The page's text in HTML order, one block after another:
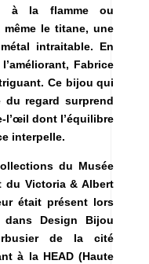
à la flamme ou
même le titane, une
intraitable. En
Fabrice
Ce bijou qui
regard surprend
l’œil dont l’équilibre
interpelle.
du Musée
du Victoria & Albert
était présent lors
Design Bijou
de la cité
à la HEAD (Haute